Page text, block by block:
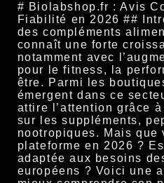
# Biolabshop.fr : Avis
Fiabilité en 2026 ##
des compléments
connaît une forte
notamment avec
pour le fitness, la
être. Parmi les
émergent dans ce
attire l’attention grâce
sur les suppléments,
nootropiques. Mais que
plateforme en 2026 ?
adaptée aux besoins
européens ? Voici une